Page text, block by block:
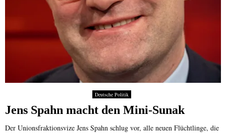
Deutsche Politik
Jens Spahn macht den Mini-Sunak
Der Unionsfraktionsvize Jens Spahn schlug vor, alle neuen Flüchtlinge, die